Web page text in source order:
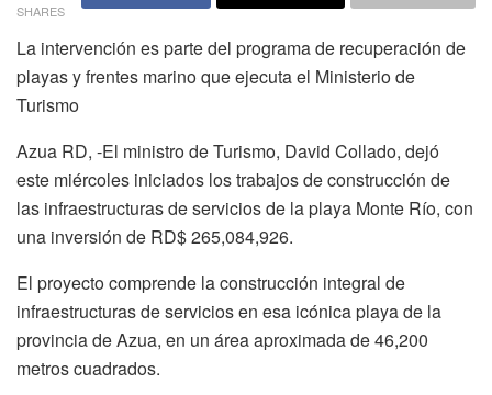
SHARES
La intervención es parte del programa de recuperación de
playas y frentes marino que ejecuta el Ministerio de
Turismo
Azua RD, -El ministro de Turismo, David Collado, dejó
este miércoles iniciados los trabajos de construcción de
las infraestructuras de servicios de la playa Monte Río, con
una inversión de RD$ 265,084,926.
El proyecto comprende la construcción integral de
infraestructuras de servicios en esa icónica playa de la
provincia de Azua, en un área aproximada de 46,200
metros cuadrados.